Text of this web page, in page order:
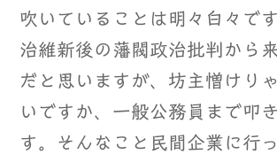
吹いていることは明々白々で
治維新後の藩閥政治批判から
だと思いますが、坊主憎けり
いですか、一般公務員まで叩
す。そんなこと民間企業に行